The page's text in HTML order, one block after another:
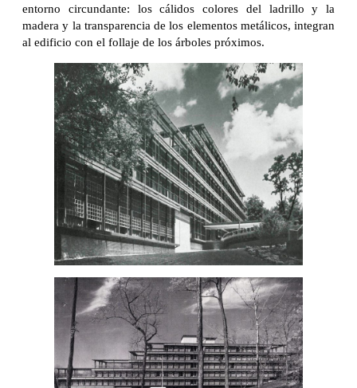
entorno circundante: los cálidos colores del ladrillo y la
madera y la transparencia de los elementos metálicos, integran
al edificio con el follaje de los árboles próximos.